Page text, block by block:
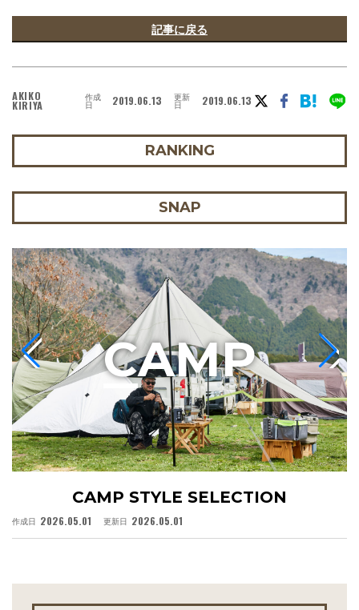
記事に戻る
AKIKO
KIRIYA
作成
日 2019.06.13 更新
日 2019.06.13
RANKING
SNAP
CAMP STYLE SELECTION
作成日 2026.05.01 更新日 2026.05.01
CAMP